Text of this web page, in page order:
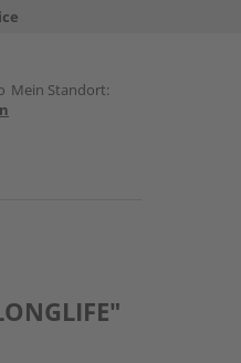
Mein Standort: